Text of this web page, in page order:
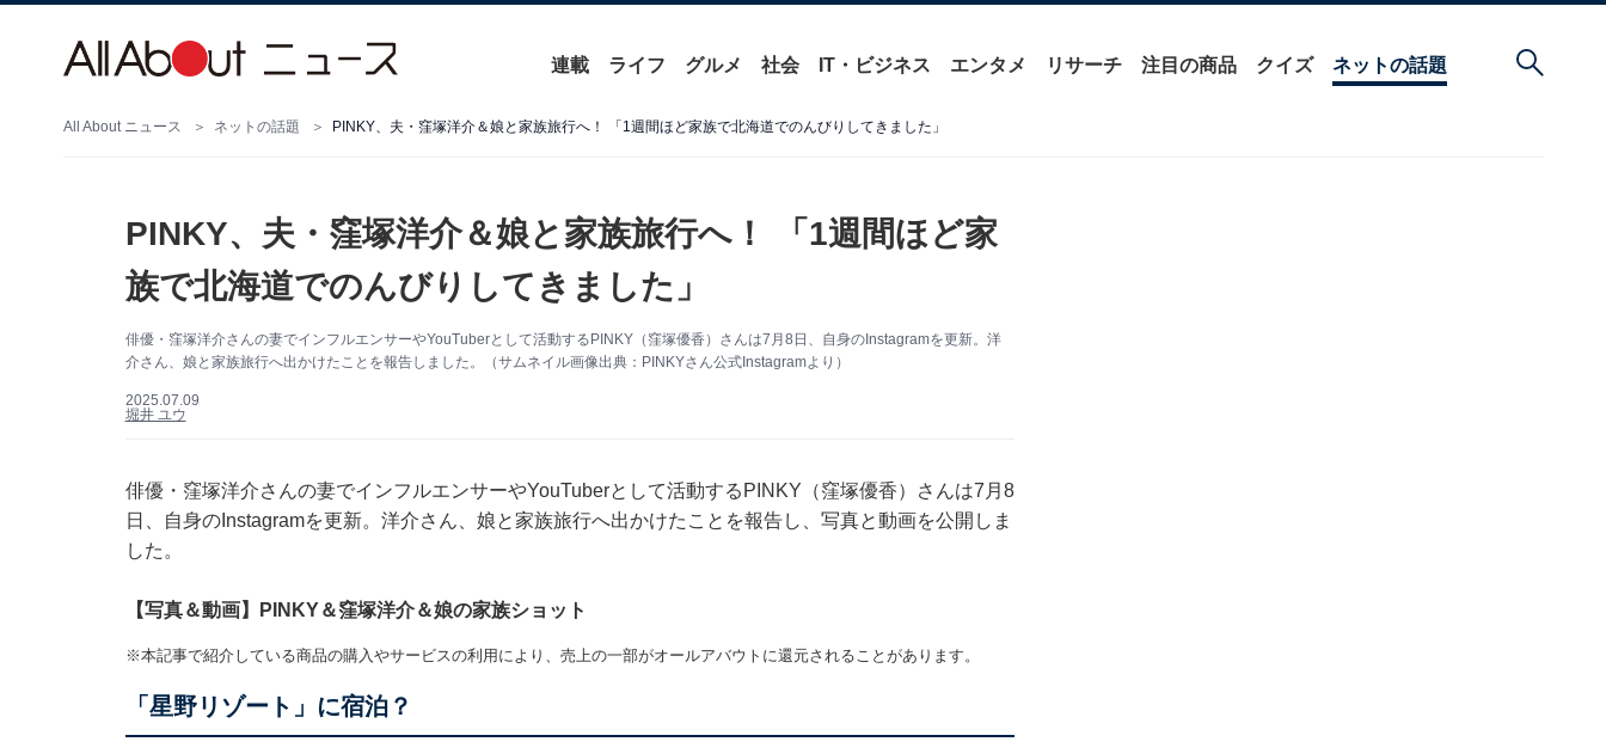
連載 ライフ グルメ 社会 IT・ビジネス エンタメ リサーチ 注目の商品 クイズ ネットの話題
All About ニュース ネットの話題 PINKY、夫・窪塚洋介＆娘と家族旅行へ！ 「1週間ほど家族で北海道でのんびりしてきました」
PINKY、夫・窪塚洋介＆娘と家族旅行へ！ 「1週間ほど家
族で北海道でのんびりしてきました」
俳優・窪塚洋介さんの妻でインフルエンサーやYouTuberとして活動するPINKY（窪塚優香）さんは7月8日、自身のInstagramを更新。洋
介さん、娘と家族旅行へ出かけたことを報告しました。（サムネイル画像出典：PINKYさん公式Instagramより）
2025.07.09
堀井 ユウ
俳優・窪塚洋介さんの妻でインフルエンサーやYouTuberとして活動するPINKY（窪塚優香）さんは7月8
日、自身のInstagramを更新。洋介さん、娘と家族旅行へ出かけたことを報告し、写真と動画を公開しま
した。
【写真＆動画】PINKY＆窪塚洋介＆娘の家族ショット
※本記事で紹介している商品の購入やサービスの利用により、売上の一部がオールアバウトに還元されることがあります。
「星野リゾート」に宿泊？